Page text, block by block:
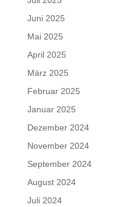
Juni 2025
Mai 2025
April 2025
März 2025
Februar 2025
Januar 2025
Dezember 2024
November 2024
September 2024
August 2024
Juli 2024